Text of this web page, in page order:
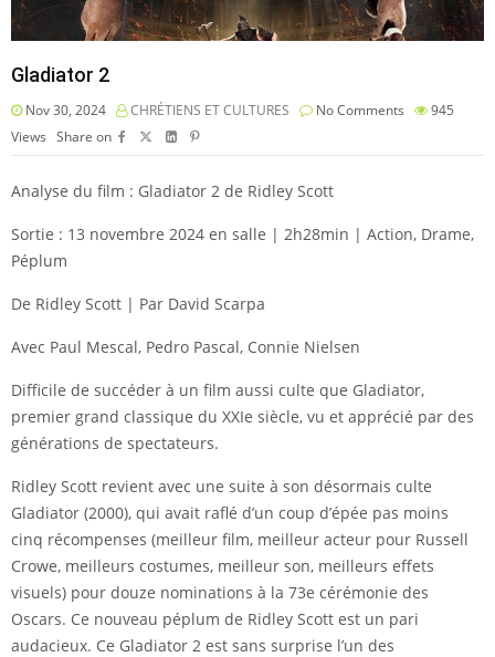
Gladiator 2
Nov 30, 2024 CHRÉTIENS ET CULTURES No Comments
945
Views Share on
Analyse du film : Gladiator 2 de Ridley Scott
Sortie : 13 novembre 2024 en salle | 2h28min | Action, Drame,
Péplum
De Ridley Scott | Par David Scarpa
Avec Paul Mescal, Pedro Pascal, Connie Nielsen
Difficile de succéder à un film aussi culte que Gladiator,
premier grand classique du XXIe siècle, vu et apprécié par des
générations de spectateurs.
Ridley Scott revient avec une suite à son désormais culte
Gladiator (2000), qui avait raflé d’un coup d’épée pas moins
cinq récompenses (meilleur film, meilleur acteur pour Russell
Crowe, meilleurs costumes, meilleur son, meilleurs effets
visuels) pour douze nominations à la 73e cérémonie des
Oscars. Ce nouveau péplum de Ridley Scott est un pari
audacieux. Ce Gladiator 2 est sans surprise l’un des